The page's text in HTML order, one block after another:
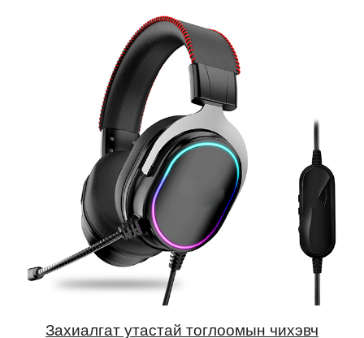
Захиалгат утастай тоглоомын чихэвч